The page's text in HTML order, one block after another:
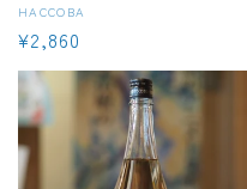
販
売
元:
HACCOBA
通
常
価
格
¥2,860